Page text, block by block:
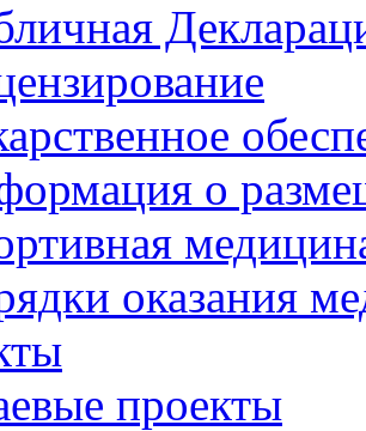
о
оказания
проекты